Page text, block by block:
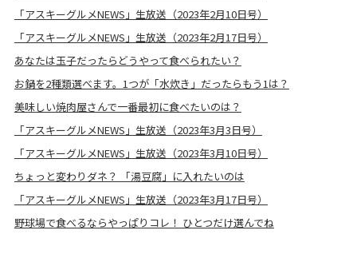
「アスキーグルメNEWS」生放送（2023年2月10日号）
「アスキーグルメNEWS」生放送（2023年2月17日号）
あなたは玉子だったらどうやって食べられたい？
お鍋を2種類選べます。1つが「水炊き」だったらもう1は？
美味しい焼肉屋さんで一番最初に食べたいのは？
「アスキーグルメNEWS」生放送（2023年3月3日号）
「アスキーグルメNEWS」生放送（2023年3月10日号）
ちょっと変わりダネ？ 「湯豆腐」に入れたいのは
「アスキーグルメNEWS」生放送（2023年3月17日号）
野球場で食べるならやっぱりコレ！ ひとつだけ選んでね